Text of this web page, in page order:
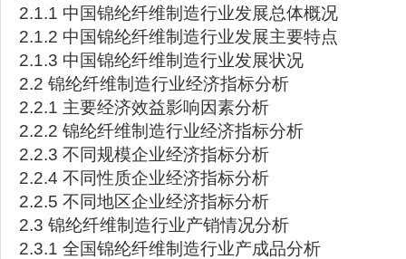
2.1.1 中国锦纶纤维制造行业发展总体概况
2.1.2 中国锦纶纤维制造行业发展主要特点
2.1.3 中国锦纶纤维制造行业发展状况
2.2 锦纶纤维制造行业经济指标分析
2.2.1 主要经济效益影响因素分析
2.2.2 锦纶纤维制造行业经济指标分析
2.2.3 不同规模企业经济指标分析
2.2.4 不同性质企业经济指标分析
2.2.5 不同地区企业经济指标分析
2.3 锦纶纤维制造行业产销情况分析
2.3.1 全国锦纶纤维制造行业产成品分析